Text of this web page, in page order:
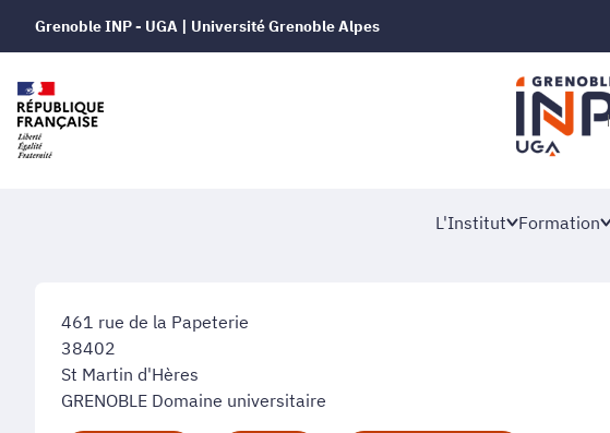
Grenoble INP - UGA | Université Grenoble Alpes
L'Institut Formation
461 rue de la Papeterie
38402
St Martin d'Hères
GRENOBLE Domaine universitaire